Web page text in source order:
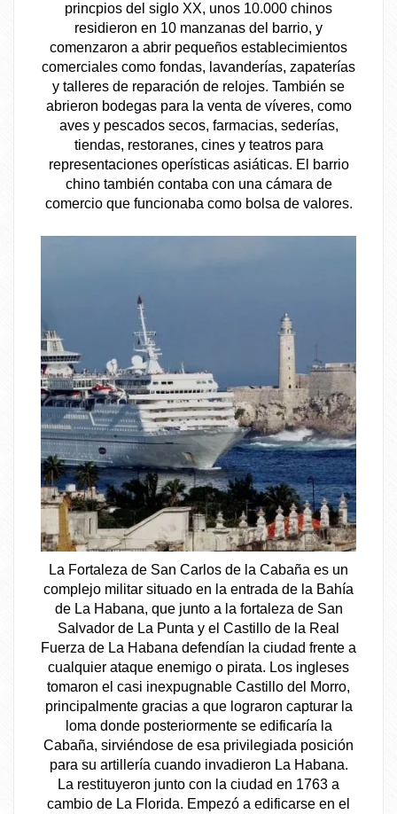
princpios del siglo XX, unos 10.000 chinos
residieron en 10 manzanas del barrio, y
comenzaron a abrir pequeños establecimientos
comerciales como fondas, lavanderías, zapaterías
y talleres de reparación de relojes. También se
abrieron bodegas para la venta de víveres, como
aves y pescados secos, farmacias, sederías,
tiendas, restoranes, cines y teatros para
representaciones operísticas asiáticas. El barrio
chino también contaba con una cámara de
comercio que funcionaba como bolsa de valores.
La Fortaleza de San Carlos de la Cabaña es un
complejo militar situado en la entrada de la Bahía
de La Habana, que junto a la fortaleza de San
Salvador de La Punta y el Castillo de la Real
Fuerza de La Habana defendían la ciudad frente a
cualquier ataque enemigo o pirata. Los ingleses
tomaron el casi inexpugnable Castillo del Morro,
principalmente gracias a que lograron capturar la
loma donde posteriormente se edificaría la
Cabaña, sirviéndose de esa privilegiada posición
para su artillería cuando invadieron La Habana.
La restituyeron junto con la ciudad en 1763 a
cambio de La Florida. Empezó a edificarse en el